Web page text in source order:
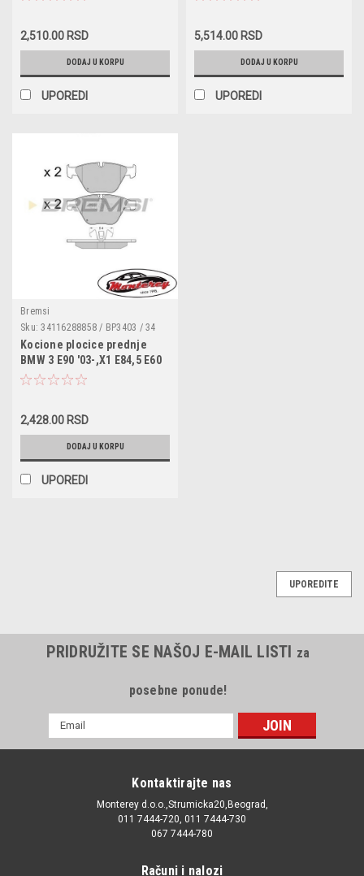
2,510.00 RSD
DODAJ U KORPU
UPOREDI
5,514.00 RSD
DODAJ U KORPU
UPOREDI
Bremsi
Sku: 34116288858 / BP3403 / 34
11 6 288 859 / ADB114208 /
LP2067 / FDB4191 / 573181J /
Kocione plocice prednje
BMW 3 E90 '03-,X1 E84,5 E60
2,428.00 RSD
DODAJ U KORPU
UPOREDI
UPOREDITE
PRIDRUŽITE SE NAŠOJ E-MAIL LISTI za
posebne ponude!
mail
Kontaktirajte nas
Monterey d.o.o.,Strumicka20,Beograd,
011 7444-720, 011 7444-730
067 7444-780
Računi i nalozi